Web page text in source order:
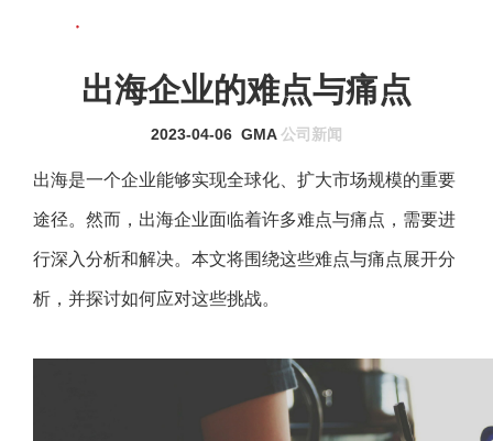
出海企业的难点与痛点
2023-04-06 GMA 公司新闻
出海是一个企业能够实现全球化、扩大市场规模的重要
途径。然而，出海企业面临着许多难点与痛点，需要进
行深入分析和解决。本文将围绕这些难点与痛点展开分
析，并探讨如何应对这些挑战。